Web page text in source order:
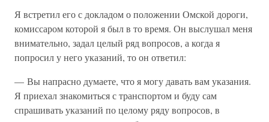
Я встретил его с докладом о положении Омской дороги,
комиссаром которой я был в то время. Он выслушал меня
внимательно, задал целый ряд вопросов, а когда я
попросил у него указаний, то он ответил:
— Вы напрасно думаете, что я могу давать вам указания.
Я приехал знакомиться с транспортом и буду сам
спрашивать указаний по целому ряду вопросов, в